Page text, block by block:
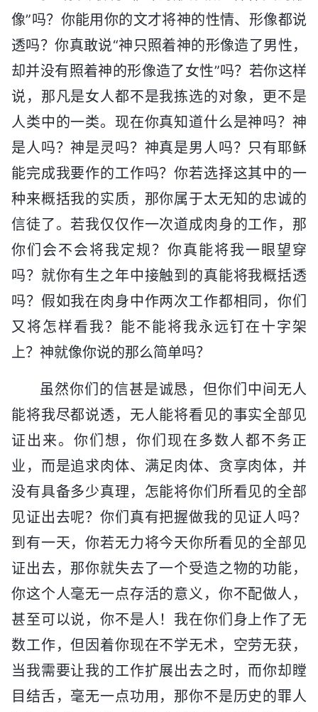
像”吗？你能用你的文才将神的性情、形像都说
透吗？你真敢说“神只照着神的形像造了男性，
却并没有照着神的形像造了女性”吗？若你这样
说，那凡是女人都不是我拣选的对象，更不是
人类中的一类。现在你真知道什么是神吗？神
是人吗？神是灵吗？神真是男人吗？只有耶稣
能完成我要作的工作吗？你若选择这其中的一
种来概括我的实质，那你属于太无知的忠诚的
信徒了。若我仅仅作一次道成肉身的工作，那
你们会不会将我定规？你真能将我一眼望穿
吗？就你有生之年中接触到的真能将我概括透
吗？假如我在肉身中作两次工作都相同，你们
又将怎样看我？能不能将我永远钉在十字架
上？神就像你说的那么简单吗？
虽然你们的信甚是诚恳，但你们中间无人
能将我尽都说透，无人能将看见的事实全部见
证出来。你们想，你们现在多数人都不务正
业，而是追求肉体、满足肉体、贪享肉体，并
没有具备多少真理，怎能将你们所看见的全部
见证出去呢？你们真有把握做我的见证人吗？
到有一天，你若无力将今天你所看见的全部见
证出去，那你就失去了一个受造之物的功能，
你这个人毫无一点存活的意义，你不配做人，
甚至可以说，你不是人！我在你们身上作了无
数工作，但因着你现在不学无术，空劳无获，
当我需要让我的工作扩展出去之时，而你却瞠
目结舌，毫无一点功用，那你不是历史的罪人